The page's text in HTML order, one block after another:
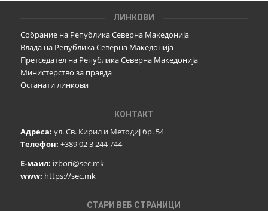
ЛИНКОВИ
Собрание на Република Северна Македонија
Влада на Република Северна Македонија
Претседател на Република Северна Македонија
Министерство за правда
Останати линкови
КОНТАКТ
Адреса: ул. Св. Кирил и Методиј бр. 54
Телефон: +389 02 3 244 744
Е-маил: izbori@sec.mk
www: https://sec.mk
СТАРИ ВЕБ СТРАНИЦИ